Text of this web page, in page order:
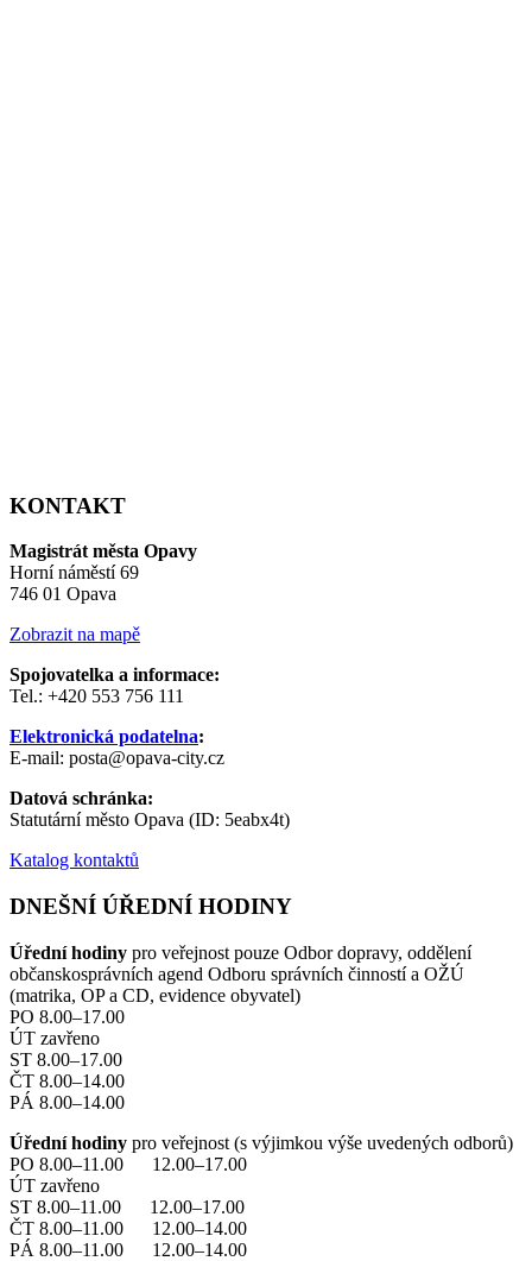
KONTAKT
Magistrát města Opavy
Horní náměstí 69
746 01 Opava
Zobrazit na mapě
Spojovatelka a informace:
Tel.: +420 553 756 111
Elektronická podatelna:
E-mail: posta@opava-city.cz
Datová schránka:
Statutární město Opava (ID: 5eabx4t)
Katalog kontaktů
DNEŠNÍ ÚŘEDNÍ HODINY
Úřední hodiny pro veřejnost pouze Odbor dopravy, oddělení
občanskosprávních agend Odboru správních činností a OŽÚ
(matrika, OP a CD, evidence obyvatel)
PO 8.00–17.00
ÚT zavřeno
ST 8.00–17.00
ČT 8.00–14.00
PÁ 8.00–14.00
Úřední hodiny pro veřejnost (s výjimkou výše uvedených odborů)
PO 8.00–11.00 12.00–17.00
ÚT zavřeno
ST 8.00–11.00 12.00–17.00
ČT 8.00–11.00 12.00–14.00
PÁ 8.00–11.00 12.00–14.00